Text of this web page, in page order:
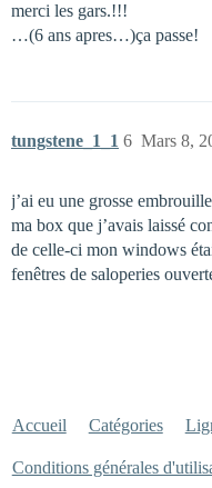
merci les gars.!!!
…(6 ans apres…)ça passe!
tungstene_1_1 Mars 8,
6
j’ai eu une grosse
ma box que j’avais laissé
de celle-ci mon windows
fenêtres de saloperies
Accueil Catégories
Conditions générales